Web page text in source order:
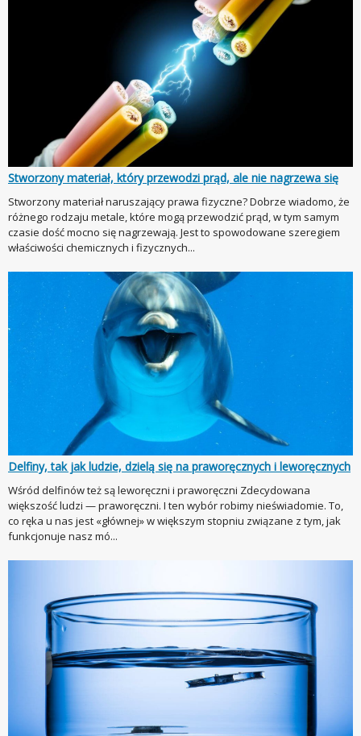
Stworzony materiał, który przewodzi prąd, ale nie nagrzewa się
Stworzony materiał naruszający prawa fizyczne? Dobrze wiadomo, że
różnego rodzaju metale, które mogą przewodzić prąd, w tym samym
czasie dość mocno się nagrzewają. Jest to spowodowane szeregiem
właściwości chemicznych i fizycznych...
Delfiny, tak jak ludzie, dzielą się na praworęcznych i leworęcznych
Wśród delfinów też są leworęczni i praworęczni Zdecydowana
większość ludzi — praworęczni. I ten wybór robimy nieświadomie. To,
co ręka u nas jest «głównej» w większym stopniu związane z tym, jak
funkcjonuje nasz mó...